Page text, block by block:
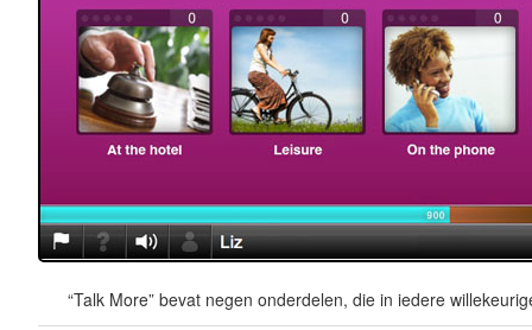
“Talk More” bevat negen onderdelen, die in iedere